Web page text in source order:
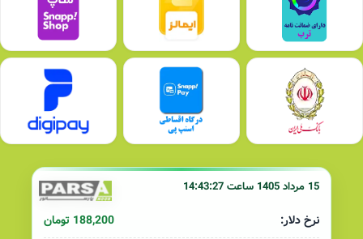
15 مرداد 1405 ساعت 14:43:27
نرخ دلار:
188,200 تومان